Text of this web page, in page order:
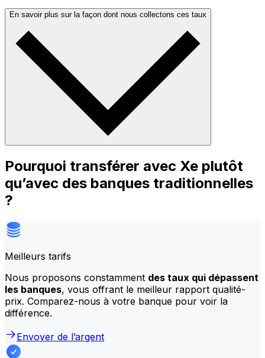
En savoir plus sur la façon dont nous collectons ces taux
Pourquoi transférer avec Xe plutôt
qu’avec des banques traditionnelles
?
Meilleurs tarifs
Nous proposons constamment des taux qui dépassent
les banques, vous offrant le meilleur rapport qualité-
prix. Comparez-nous à votre banque pour voir la
différence.
Envoyer de l’argent